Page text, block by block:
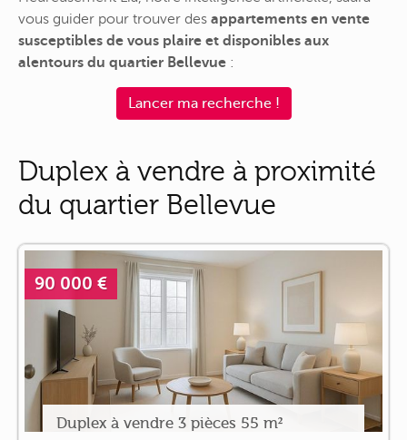
vous guider pour trouver des appartements en vente
susceptibles de vous plaire et disponibles aux
alentours du quartier Bellevue :
Lancer ma recherche !
Duplex à vendre à proximité
du quartier Bellevue
90 000 €
Duplex à vendre 3 pièces 55 m²